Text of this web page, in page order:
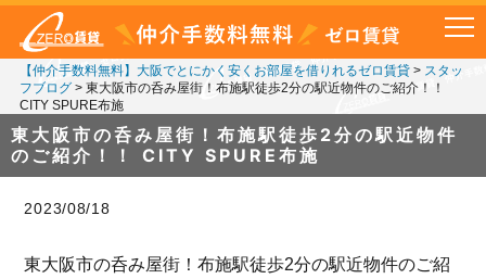
【仲介手数料無料】大阪でとにかく安くお部屋を借りれるゼロ賃貸> スタッ
フブログ> 東大阪市の呑み屋街！布施駅徒歩2分の駅近物件のご紹介！！
CITY SPURE布施
東大阪市の呑み屋街！布施駅徒歩2分の駅近物件
のご紹介！！ CITY SPURE布施
2023/08/18
東大阪市の呑み屋街！布施駅徒歩2分の駅近物件のご紹